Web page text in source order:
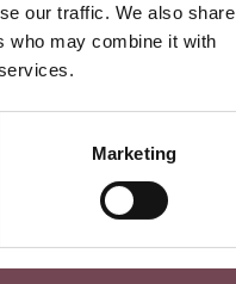
our traffic. We also share
who may combine it with
Marketing